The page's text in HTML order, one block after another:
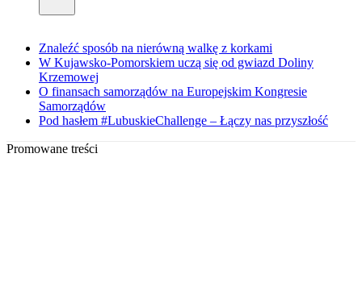
Znaleźć sposób na nierówną walkę z korkami
W Kujawsko-Pomorskiem uczą się od gwiazd Doliny
Krzemowej
O finansach samorządów na Europejskim Kongresie
Samorządów
Pod hasłem #LubuskieChallenge – Łączy nas przyszłość
Promowane treści